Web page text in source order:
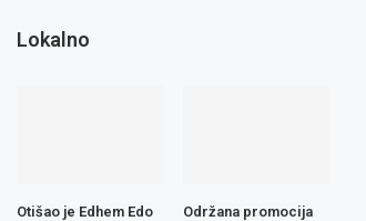
Lokalno
Otišao je Edhem Edo
Održana promocija